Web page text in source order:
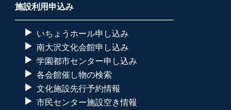
施設利用申込み
いちょうホール申し込み
南大沢文化会館申し込み
学園都市センター申し込み
各会館催し物の検索
文化施設先行予約情報
市民センター施設空き情報